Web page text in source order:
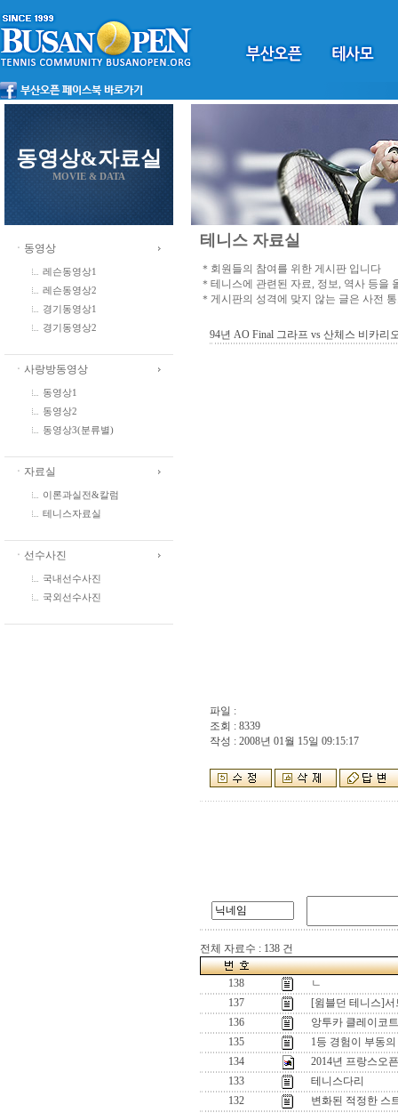
동영상&자료실
MOVIE & DATA
ㆍ동영상
레슨동영상1
레슨동영상2
경기동영상1
경기동영상2
ㆍ사랑방동영상
동영상1
동영상2
동영상3(분류별)
ㆍ자료실
이론과실전&칼럼
테니스자료실
ㆍ선수사진
국내선수사진
국외선수사진
테니스 자료실
＊회원들의 참여를 위한 게시판 입니다
＊테니스에 관련된 자료, 정보, 역사 등을
＊게시판의 성격에 맞지 않는 글은 사전
94년 AO Final 그라프 vs 산체스 비카리
파일 :
조회 : 8339
작성 : 2008년 01월 15일 09:15:17
전체 자료수 : 138 건
138
ㄴ
137
[윔블던 테니스]
136
앙투카 클레이코
135
1등 경험이 부동
134
2014년 프랑스오
133
테니스다리
132
변화된 적정한 스